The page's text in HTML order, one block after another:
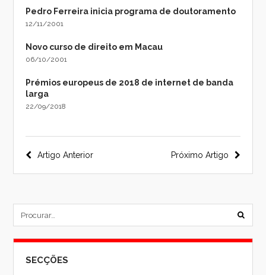
Pedro Ferreira inicia programa de doutoramento
12/11/2001
Novo curso de direito em Macau
06/10/2001
Prémios europeus de 2018 de internet de banda
larga
22/09/2018
Navegação
do
Próximo Artigo
Artigo Anterior
SECÇÕES